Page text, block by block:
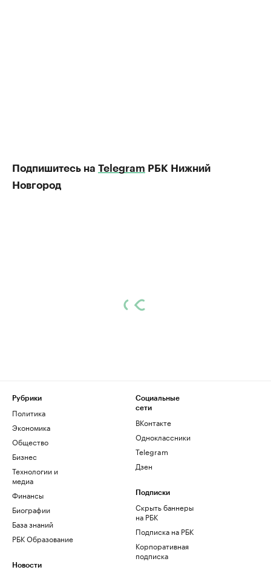
Подпишитесь на Telegram РБК Нижний
Новгород
Рубрики
Политика
Экономика
Общество
Бизнес
Технологии и
медиа
Финансы
Биографии
База знаний
РБК Образование
Новости
Социальные
сети
ВКонтакте
Одноклассники
Telegram
Дзен
Подписки
Скрыть баннеры
на РБК
Подписка на РБК
Корпоративная
подписка